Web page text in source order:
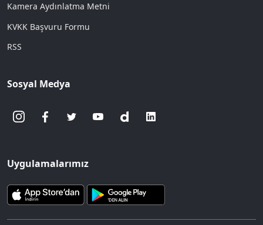
Kamera Aydınlatma Metni
KVKK Başvuru Formu
RSS
Sosyal Medya
Uygulamalarımız